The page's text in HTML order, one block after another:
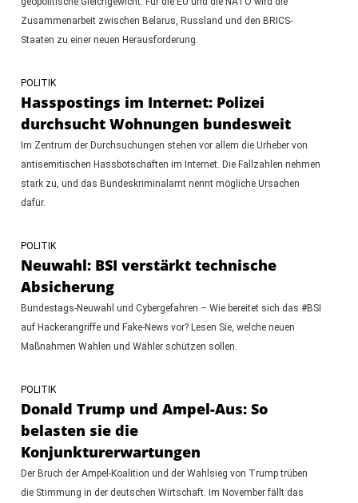
Zusammenarbeit zwischen Belarus, Russland und den BRICS-
Staaten zu einer neuen Herausforderung.
POLITIK
Hasspostings im Internet: Polizei
durchsucht Wohnungen bundesweit
Im Zentrum der Durchsuchungen stehen vor allem die Urheber von
antisemitischen Hassbotschaften im Internet. Die Fallzahlen nehmen
stark zu, und das Bundeskriminalamt nennt mögliche Ursachen
dafür.
POLITIK
Neuwahl: BSI verstärkt technische
Absicherung
Bundestags-Neuwahl und Cybergefahren – Wie bereitet sich das #BSI
auf Hackerangriffe und Fake-News vor? Lesen Sie, welche neuen
Maßnahmen Wahlen und Wähler schützen sollen.
POLITIK
Donald Trump und Ampel-Aus: So
belasten sie die
Konjunkturerwartungen
Der Bruch der Ampel-Koalition und der Wahlsieg von Trump trüben
die Stimmung in der deutschen Wirtschaft. Im November fällt das